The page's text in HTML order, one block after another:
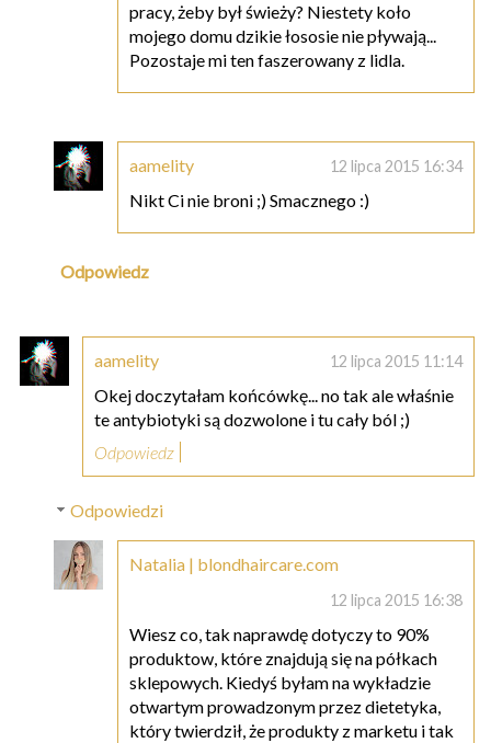
pracy, żeby był świeży? Niestety koło
mojego domu dzikie łososie nie pływają...
Pozostaje mi ten faszerowany z lidla.
aamelity 12 lipca 2015 16:34
Nikt Ci nie broni ;) Smacznego :)
Odpowiedz
aamelity 12 lipca 2015 11:14
Okej doczytałam końcówkę... no tak ale właśnie
te antybiotyki są dozwolone i tu cały ból ;)
Odpowiedz
Odpowiedzi
Natalia | blondhaircare.com
12 lipca 2015 16:38
Wiesz co, tak naprawdę dotyczy to 90%
produktow, które znajdują się na półkach
sklepowych. Kiedyś byłam na wykładzie
otwartym prowadzonym przez dietetyka,
który twierdził, że produkty z marketu i tak